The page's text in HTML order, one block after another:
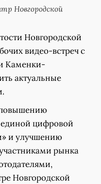
Новгородской
Новгородской
видео-встреч с
Каменки-
актуальные
цифровой
и улучшению
рынка
Новгородской